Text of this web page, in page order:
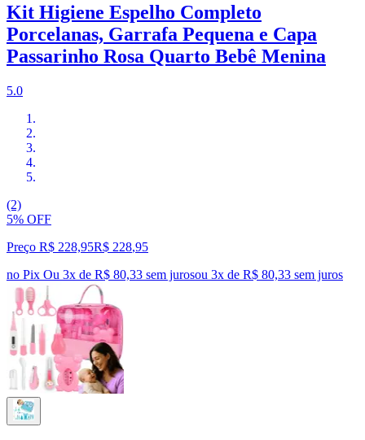
Kit Higiene Espelho Completo
Porcelanas, Garrafa Pequena e Capa
Passarinho Rosa Quarto Bebê Menina
5.0
(2)
5% OFF
Preço R$ 228,95R$ 228,95
no Pix Ou 3x de R$ 80,33 sem jurosou 3x de R$ 80,33 sem juros